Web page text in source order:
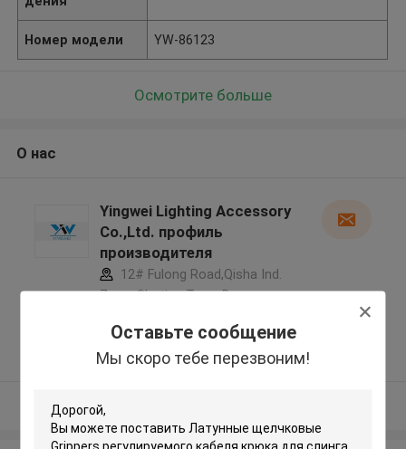
Оставьте сообщение
Мы скоро тебе перезвоним!
Номер модели YW-86123
Осмотрите больше
О нас
Yingwei Lighting Accessory
Co.,Ltd. профиль
производителя
12# Fulong Road,Qisha Ind.
Zone, Shatian Town,Dongguan,
5.0
Подтверженный